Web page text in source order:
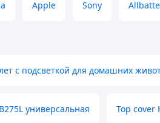
Apple Sony
с подсветкой для домашних
универсальная Top cover